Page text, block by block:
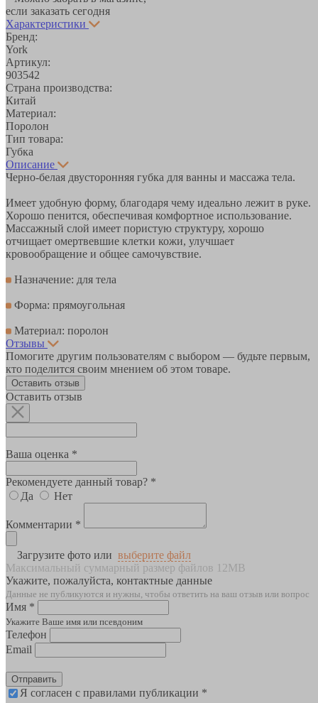
если заказать сегодня
Характеристики
Бренд:
York
Артикул:
903542
Страна производства:
Китай
Материал:
Поролон
Тип товара:
Губка
Описание
Черно-белая двусторонняя губка для ванны и массажа тела.
Имеет удобную форму, благодаря чему идеально лежит в руке.
Хорошо пенится, обеспечивая комфортное использование.
Массажный слой имеет пористую структуру, хорошо
отчищает омертвевшие клетки кожи, улучшает
кровообращение и общее самочувствие.
Назначение: для тела
Форма: прямоугольная
Материал: поролон
Отзывы
Помогите другим пользователям с выбором — будьте первым,
кто поделится своим мнением об этом товаре.
Оставить отзыв
Оставить отзыв
Ваша оценка *
Рекомендуете данный товар? *
Да
Нет
Комментарии *
Загрузите фото или выберите файл
Максимальный суммарный размер файлов 12MB
Укажите, пожалуйста, контактные данные
Данные не публикуются и нужны, чтобы ответить на ваш отзыв или вопрос
Имя *
Укажите Ваше имя или псевдоним
Телефон
Email
Отправить
Я согласен с правилами публикации *